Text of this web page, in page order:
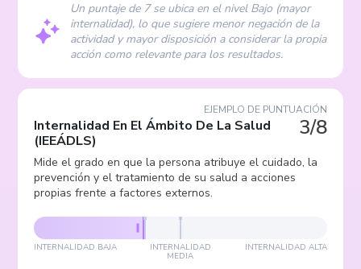
Un puntaje de 7 se ubica en el nivel Bajo (mayor
internalidad), lo que sugiere menor negación de la
actividad y mayor disposición a considerar la propia
acción como relevante para los resultados.
EJEMPLO DE PUNTUACIÓN
3/8
Internalidad En El Ámbito De La Salud
(IEEÁDLS)
Mide el grado en que la persona atribuye el cuidado, la
prevención y el tratamiento de su salud a acciones
propias frente a factores externos.
INTERNALIDAD BAJA INTERNALIDAD
MEDIA
INTERNALIDAD ALTA